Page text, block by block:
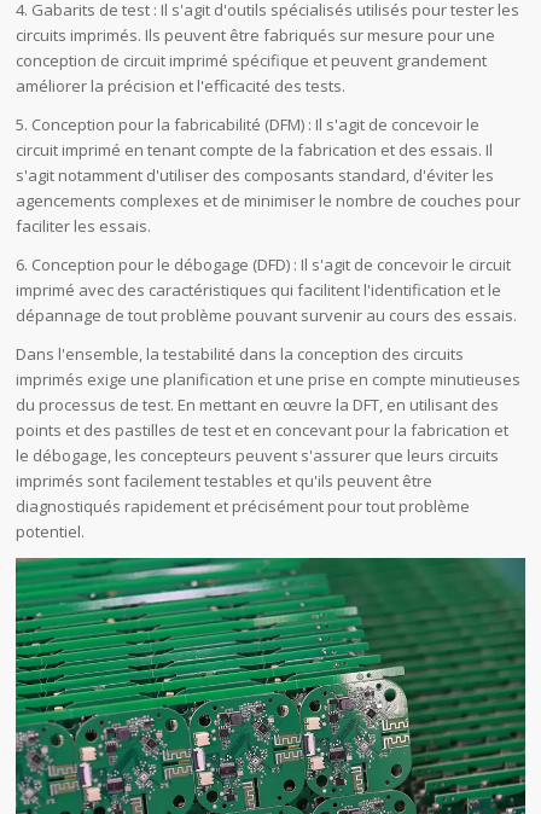
4. Gabarits de test : Il s'agit d'outils spécialisés utilisés pour tester les
circuits imprimés. Ils peuvent être fabriqués sur mesure pour une
conception de circuit imprimé spécifique et peuvent grandement
améliorer la précision et l'efficacité des tests.
5. Conception pour la fabricabilité (DFM) : Il s'agit de concevoir le
circuit imprimé en tenant compte de la fabrication et des essais. Il
s'agit notamment d'utiliser des composants standard, d'éviter les
agencements complexes et de minimiser le nombre de couches pour
faciliter les essais.
6. Conception pour le débogage (DFD) : Il s'agit de concevoir le circuit
imprimé avec des caractéristiques qui facilitent l'identification et le
dépannage de tout problème pouvant survenir au cours des essais.
Dans l'ensemble, la testabilité dans la conception des circuits
imprimés exige une planification et une prise en compte minutieuses
du processus de test. En mettant en œuvre la DFT, en utilisant des
points et des pastilles de test et en concevant pour la fabrication et
le débogage, les concepteurs peuvent s'assurer que leurs circuits
imprimés sont facilement testables et qu'ils peuvent être
diagnostiqués rapidement et précisément pour tout problème
potentiel.